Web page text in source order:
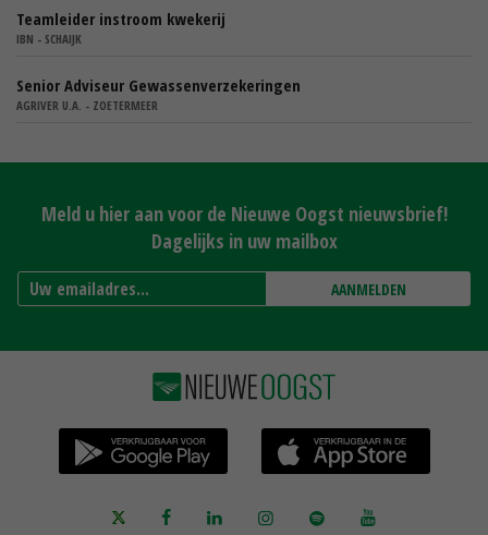
Teamleider instroom kwekerij
IBN - SCHAIJK
Senior Adviseur Gewassenverzekeringen
AGRIVER U.A. - ZOETERMEER
Meld u hier aan voor de Nieuwe Oogst nieuwsbrief!
Dagelijks in uw mailbox
AANMELDEN